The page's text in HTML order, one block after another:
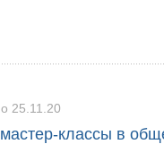
25.11.20
классы в